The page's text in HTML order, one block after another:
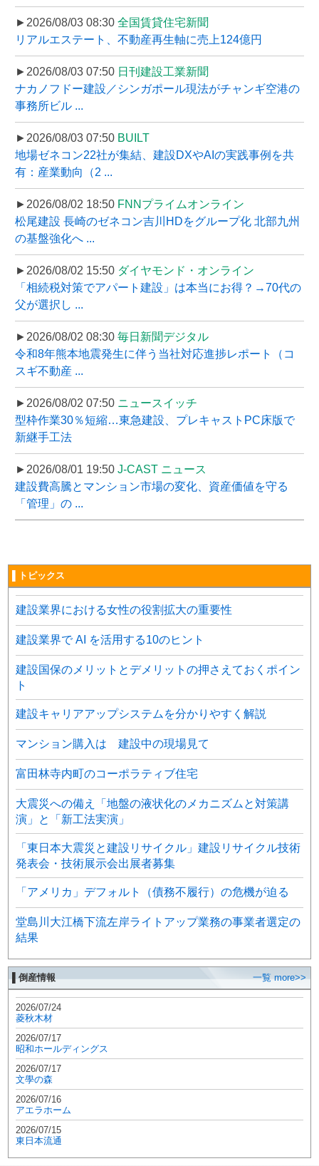
►2026/08/03 08:30 全国賃貸住宅新聞
リアルエステート、不動産再生軸に売上124億円
►2026/08/03 07:50 日刊建設工業新聞
ナカノフドー建設／シンガポール現法がチャンギ空港の
事務所ビル ...
►2026/08/03 07:50 BUILT
地場ゼネコン22社が集結、建設DXやAIの実践事例を共
有：産業動向（2 ...
►2026/08/02 18:50 FNNプライムオンライン
松尾建設 長崎のゼネコン吉川HDをグループ化 北部九州
の基盤強化へ ...
►2026/08/02 15:50 ダイヤモンド・オンライン
「相続税対策でアパート建設」は本当にお得？→70代の
父が選択し ...
►2026/08/02 08:30 毎日新聞デジタル
令和8年熊本地震発生に伴う当社対応進捗レポート（コ
スギ不動産 ...
►2026/08/02 07:50 ニュースイッチ
型枠作業30％短縮…東急建設、プレキャストPC床版で
新継手工法
►2026/08/01 19:50 J-CAST ニュース
建設費高騰とマンション市場の変化、資産価値を守る
「管理」の ...
▌トピックス
建設業界における女性の役割拡大の重要性
建設業界で AI を活用する10のヒント
建設国保のメリットとデメリットの押さえておくポイン
ト
建設キャリアアップシステムを分かりやすく解説
マンション購入は 建設中の現場見て
富田林寺内町のコーポラティブ住宅
大震災への備え「地盤の液状化のメカニズムと対策講
演」と「新工法実演」
「東日本大震災と建設リサイクル」建設リサイクル技術
発表会・技術展示会出展者募集
「アメリカ」デフォルト（債務不履行）の危機が迫る
堂島川大江橋下流左岸ライトアップ業務の事業者選定の
結果
▌倒産情報 一覧 more>>
2026/07/24
菱秋木材
2026/07/17
昭和ホールディングス
2026/07/17
文學の森
2026/07/16
アエラホーム
2026/07/15
東日本流通